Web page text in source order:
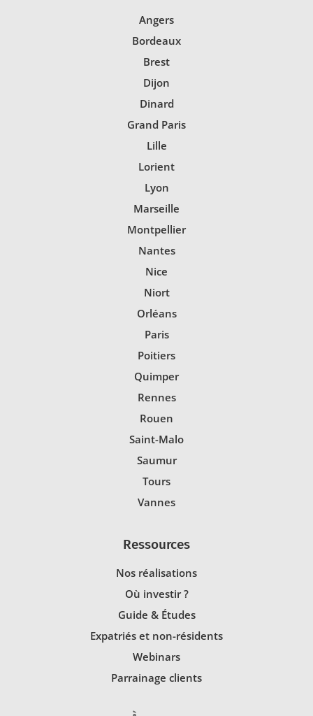
Angers
Bordeaux
Brest
Dijon
Dinard
Grand Paris
Lille
Lorient
Lyon
Marseille
Montpellier
Nantes
Nice
Niort
Orléans
Paris
Poitiers
Quimper
Rennes
Rouen
Saint-Malo
Saumur
Tours
Vannes
Ressources
Nos réalisations
Où investir ?
Guide & Études
Expatriés et non-résidents
Webinars
Parrainage clients